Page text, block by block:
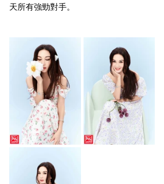
天所有強勁對手。